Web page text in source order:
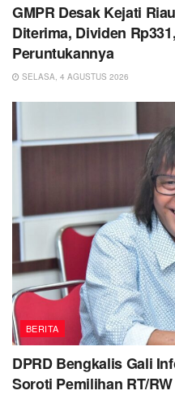
GMPR Desak Kejati
Diterima, Dividen
Peruntukannya
SELASA, 4 AGUSTUS 2026
BERITA
DPRD Bengkalis Gali
Soroti Pemilihan RT/